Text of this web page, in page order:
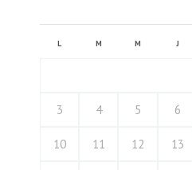
L M M J
3 4 5 6
10 11 12 13